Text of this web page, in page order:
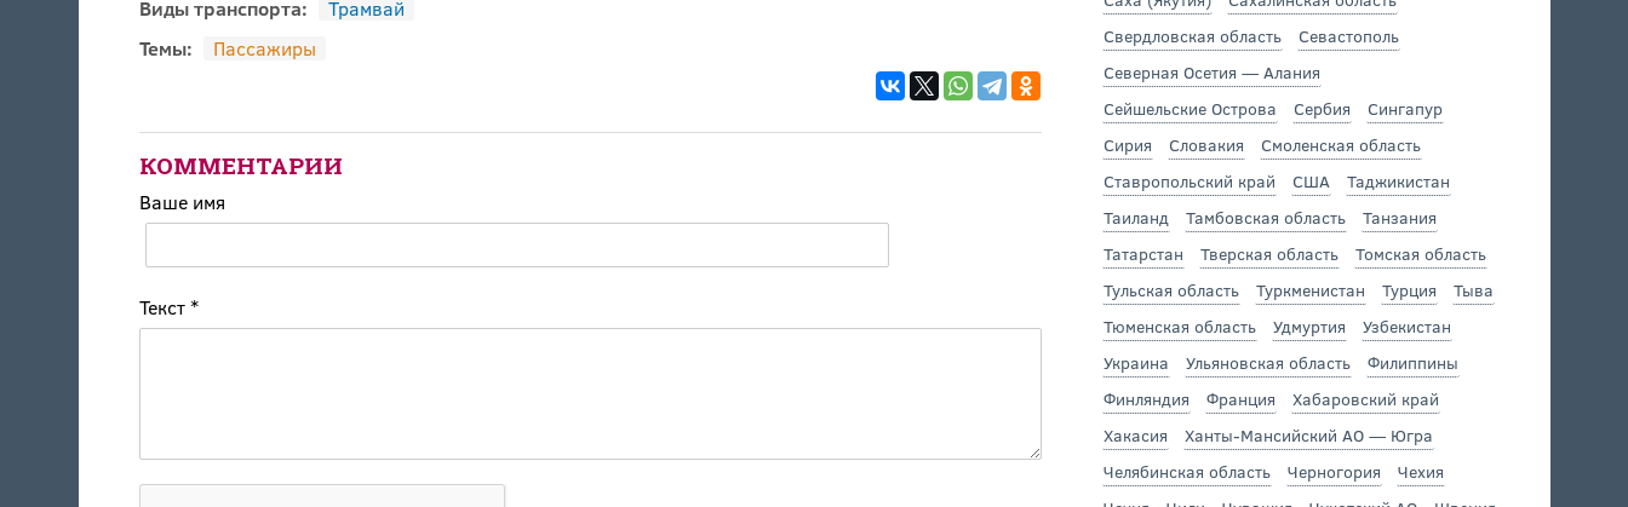
Виды транспорта:
Трамвай
Темы:
Пассажиры
КОММЕНТАРИИ
Ваше имя
Текст *
Свердловская область
Севастополь
Северная Осетия — Алания
Сейшельские Острова
Сербия
Сингапур
Сирия
Словакия
Смоленская область
Ставропольский край
США
Таджикистан
Таиланд
Тамбовская область
Танзания
Татарстан
Тверская область
Томская область
Тульская область
Туркменистан Турция
Тыва
Тюменская область
Удмуртия
Узбекистан
Украина
Ульяновская область
Филиппины
Финляндия
Франция
Хабаровский край
Хакасия
Ханты-Мансийский АО — Югра
Челябинская область
Черногория
Чехия